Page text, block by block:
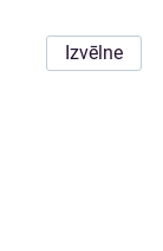
Izvēlne